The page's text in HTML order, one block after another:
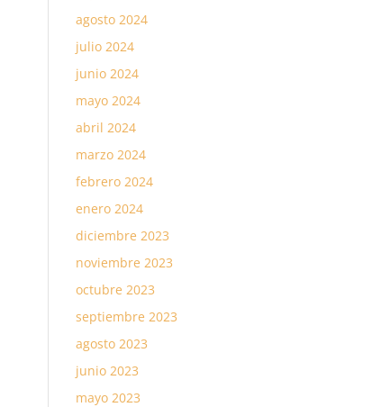
agosto 2024
julio 2024
junio 2024
mayo 2024
abril 2024
marzo 2024
febrero 2024
enero 2024
diciembre 2023
noviembre 2023
octubre 2023
septiembre 2023
agosto 2023
junio 2023
mayo 2023